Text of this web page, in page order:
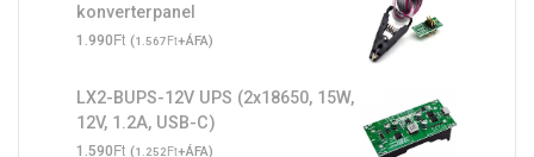
konverterpanel
1.990Ft (1.567Ft+ÁFA)
LX2-BUPS-12V UPS (2x18650, 15W,
12V, 1.2A, USB-C)
1.590Ft (1.252Ft+ÁFA)